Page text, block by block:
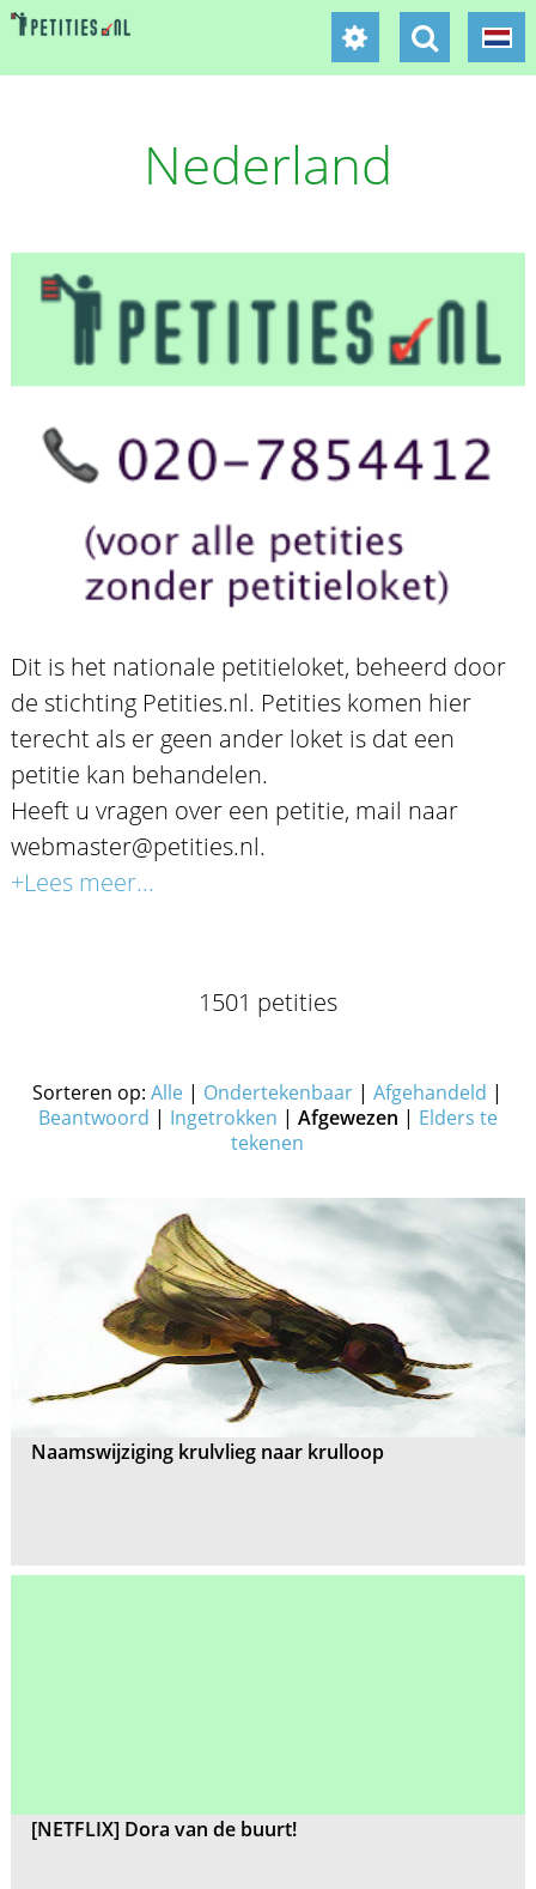
Nederland
Dit is het nationale petitieloket, beheerd door
de stichting Petities.nl. Petities komen hier
terecht als er geen ander loket is dat een
petitie kan behandelen.
Heeft u vragen over een petitie, mail naar
webmaster@petities.nl.
+Lees meer...
1501 petities
Sorteren op:Alle | Ondertekenbaar |Afgehandeld |
Beantwoord | Ingetrokken | Afgewezen | Elders te
tekenen
Naamswijziging krulvlieg naar krulloop
[NETFLIX] Dora van de buurt!